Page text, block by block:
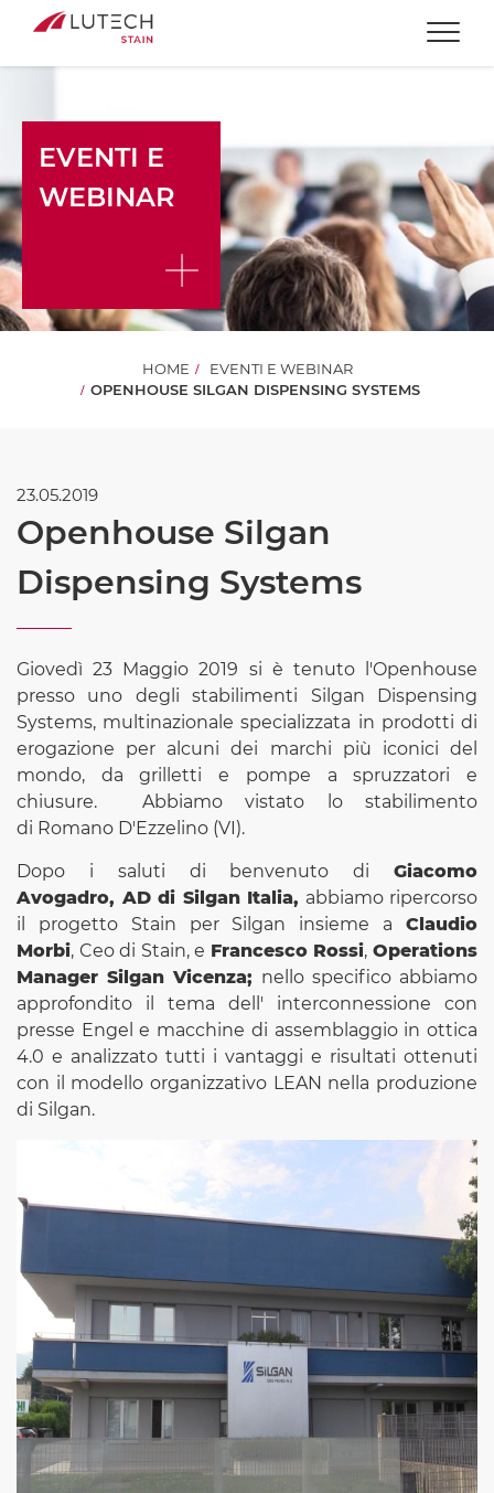
EVENTI E
WEBINAR
HOME
EVENTI E WEBINAR
OPENHOUSE SILGAN DISPENSING SYSTEMS
23.05.2019
Openhouse Silgan
Dispensing Systems
Giovedì 23 Maggio 2019 si è tenuto l'Openhouse
presso uno degli stabilimenti Silgan Dispensing
Systems, multinazionale specializzata in prodotti di
erogazione per alcuni dei marchi più iconici del
mondo, da grilletti e pompe a spruzzatori e
chiusure. Abbiamo vistato lo stabilimento
di Romano D'Ezzelino (VI).
Dopo i saluti di benvenuto di Giacomo
Avogadro, AD di Silgan Italia, abbiamo ripercorso
il progetto Stain per Silgan insieme a Claudio
Morbi, Ceo di Stain, e Francesco Rossi,Operations
Manager Silgan Vicenza; nello specifico abbiamo
approfondito il tema dell' interconnessione con
presse Engel e macchine di assemblaggio in ottica
4.0 e analizzato tutti i vantaggi e risultati ottenuti
con il modello organizzativo LEAN nella produzione
di Silgan.